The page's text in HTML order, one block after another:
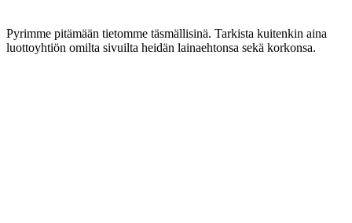
Pyrimme pitämään tietomme täsmällisinä. Tarkista kuitenkin aina
luottoyhtiön omilta sivuilta heidän lainaehtonsa sekä korkonsa.